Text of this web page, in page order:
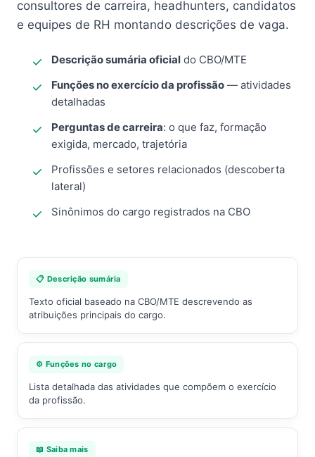
consultores de carreira, headhunters, candidatos
e equipes de RH montando descrições de vaga.
Descrição sumária oficial do CBO/MTE
Funções no exercício da profissão — atividades
detalhadas
Perguntas de carreira: o que faz, formação
exigida, mercado, trajetória
Profissões e setores relacionados (descoberta
lateral)
Sinônimos do cargo registrados na CBO
📋 Descrição sumária
Texto oficial baseado na CBO/MTE descrevendo as
atribuições principais do cargo.
⚙️ Funções no cargo
Lista detalhada das atividades que compõem o exercício
da profissão.
📖 Saiba mais